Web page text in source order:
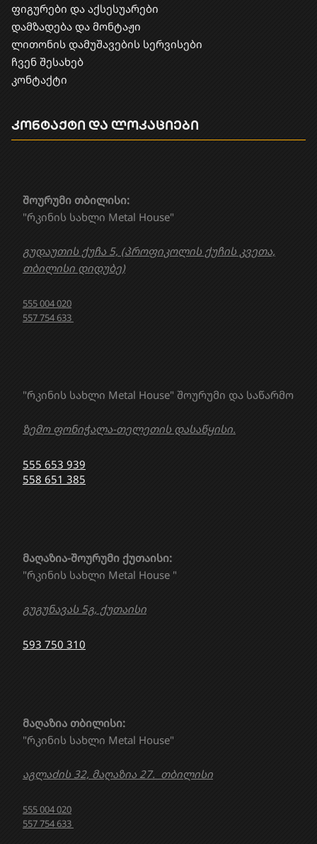
ფიგურები და აქსესუარები
დამზადება და მონტაჟი
​ლითონის დამუშავების სერვისები
ჩვენ შესახებ
კონტაქტი
"რკინის სახლი Metal House" შოურუმი და საწარმო
ზემო ფონიჭალა-თელეთის დასაწყისი.
555 653 939
558 651 385
მაღაზია თბილისი:
"რკინის სახლი Metal House"
აგლაძის 32, მაღაზია 27. თბილისი
555 004 020
557 754 633
მაღაზია-შოურუმი ქუთაისი:
"რკინის სახლი Metal House "
გუგუნავას 5გ, ქუთაისი
593 750 310
შოურუმი თბილისი:
"რკინის სახლი Metal House"
გუდაუთის ქუჩა 5, (პროფიკოლის ქუჩის კვეთა,
თბილისი დიდუბე)
555 004 020
557 754 633
კონტაქტი და ლოკაციები